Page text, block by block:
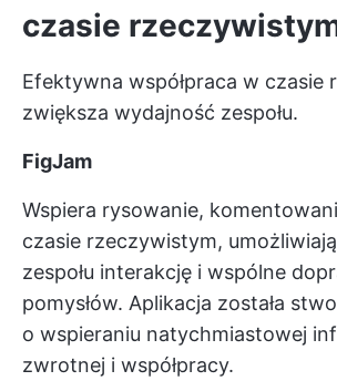
czasie
Efektywna współpraca w czasie
zwiększa wydajność zespołu.
FigJam
Wspiera rysowanie,
czasie rzeczywistym,
zespołu interakcję i wspólne
pomysłów. Aplikacja została
o wspieraniu natychmiastowej
zwrotnej i współpracy.